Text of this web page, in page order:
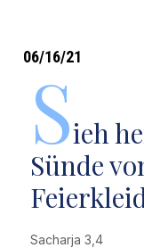
06/16/21
Sieh
Sünde
Sacharja 3,4